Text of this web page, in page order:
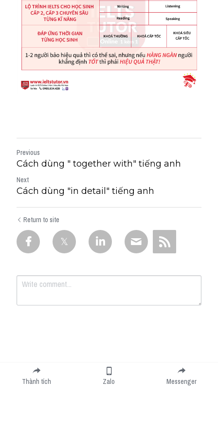
Previous
Cách dùng " together with" tiếng anh
Next
Cách dùng "in detail" tiếng anh
Return to site
Submit
Thành tích Zalo Messenger